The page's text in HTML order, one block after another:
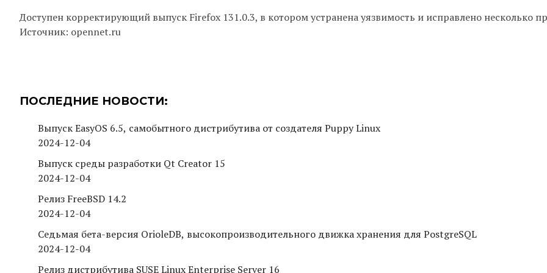
Доступен корректирующий выпуск Firefox 131.0.3, в котором устранена уязвимость и исправлено несколько
Источник: opennet.ru
ПОСЛЕДНИЕ НОВОСТИ:
Выпуск EasyOS 6.5, самобытного дистрибутива от создателя Puppy Linux
2024-12-04
Выпуск среды разработки Qt Creator 15
2024-12-04
Релиз FreeBSD 14.2
2024-12-04
Седьмая бета-версия OrioleDB, высокопроизводительного движка хранения для PostgreSQL
2024-12-04
Релиз дистрибутива SUSE Linux Enterprise Server 16